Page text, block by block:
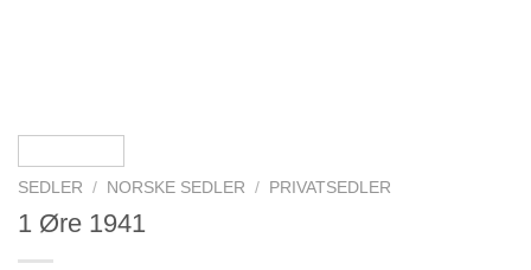
SEDLER / NORSKE SEDLER / PRIVATSEDLER
1 Øre 1941